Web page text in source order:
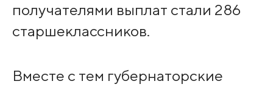
получателями выплат стали 286
старшеклассников.
Вместе с тем губернаторские